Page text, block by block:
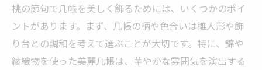
桃の節句で几帳を美しく飾るためには、いくつかのポイ
ントがあります。まず、几帳の柄や色合いは雛人形や飾
り台との調和を考えて選ぶことが大切です。特に、錦や
綾織物を使った美麗几帳は、華やかな雰囲気を演出する